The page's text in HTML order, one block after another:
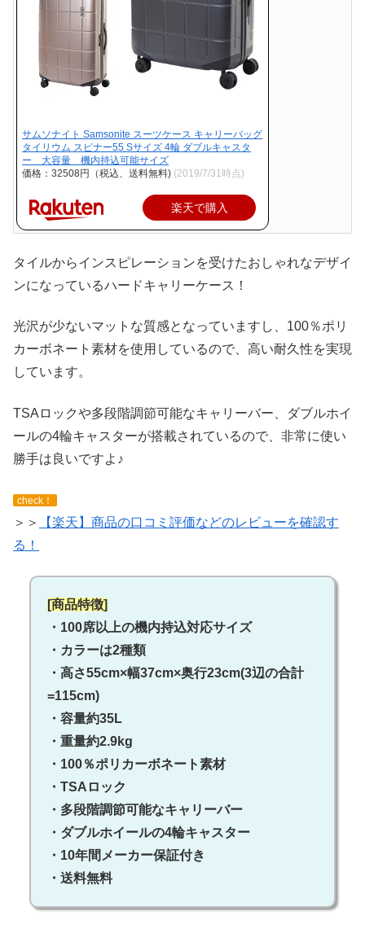
サムソナイト Samsonite スーツケース キャリーバッグ
タイリウム スピナー55 Sサイズ 4輪 ダブルキャスタ
ー 大容量 機内持込可能サイズ
価格：32508円（税込、送料無料) (2019/7/31時点)
楽天で購入
タイルからインスピレーションを受けたおしゃれなデザイ
ンになっているハードキャリーケース！
光沢が少ないマットな質感となっていますし、100％ポリ
カーボネート素材を使用しているので、高い耐久性を実現
しています。
TSAロックや多段階調節可能なキャリーバー、ダブルホイ
ールの4輪キャスターが搭載されているので、非常に使い
勝手は良いですよ♪
check！
＞＞
【楽天】商品の口コミ評価などのレビューを確認す
る！
[商品特徴]
・100席以上の機内持込対応サイズ
・カラーは2種類
・高さ55cm×幅37cm×奥行23cm(3辺の合計
=115cm)
・容量約35L
・重量約2.9kg
・100％ポリカーボネート素材
・TSAロック
・多段階調節可能なキャリーバー
・ダブルホイールの4輪キャスター
・10年間メーカー保証付き
・送料無料